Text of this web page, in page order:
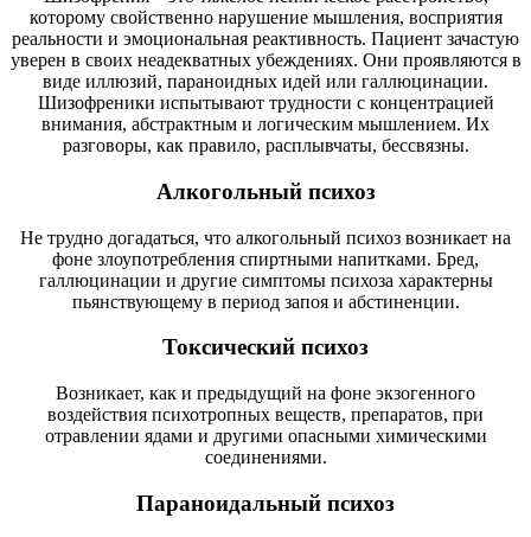
которому свойственно нарушение мышления, восприятия
реальности и эмоциональная реактивность. Пациент зачастую
уверен в своих неадекватных убеждениях. Они проявляются в
виде иллюзий, параноидных идей или галлюцинации.
Шизофреники испытывают трудности с концентрацией
внимания, абстрактным и логическим мышлением. Их
разговоры, как правило, расплывчаты, бессвязны.
Алкогольный психоз
Не трудно догадаться, что алкогольный психоз возникает на
фоне злоупотребления спиртными напитками. Бред,
галлюцинации и другие симптомы психоза характерны
пьянствующему в период запоя и абстиненции.
Токсический психоз
Возникает, как и предыдущий на фоне экзогенного
воздействия психотропных веществ, препаратов, при
отравлении ядами и другими опасными химическими
соединениями.
Параноидальный психоз